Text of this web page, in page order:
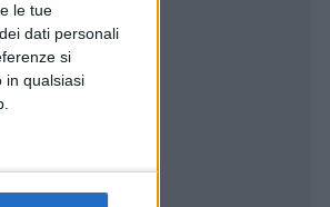
le tue
dati personali
si
in qualsiasi